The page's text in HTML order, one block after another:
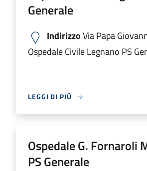
Generale
IndirizzoVia Papa
Ospedale Civile Legnano PS
LEGGI DI PIÙ
Ospedale G. Fornaroli
PS Generale